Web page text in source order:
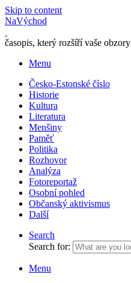
Skip to content
NaVýchod
časopis, který rozšíří vaše obzory
Menu
Česko-Estonské číslo
Historie
Kultura
Literatura
Menšiny
Paměť
Politika
Rozhovor
Analýza
Fotoreportaž
Osobní pohled
Občanský aktivismus
Další
Search
Search for:
Menu